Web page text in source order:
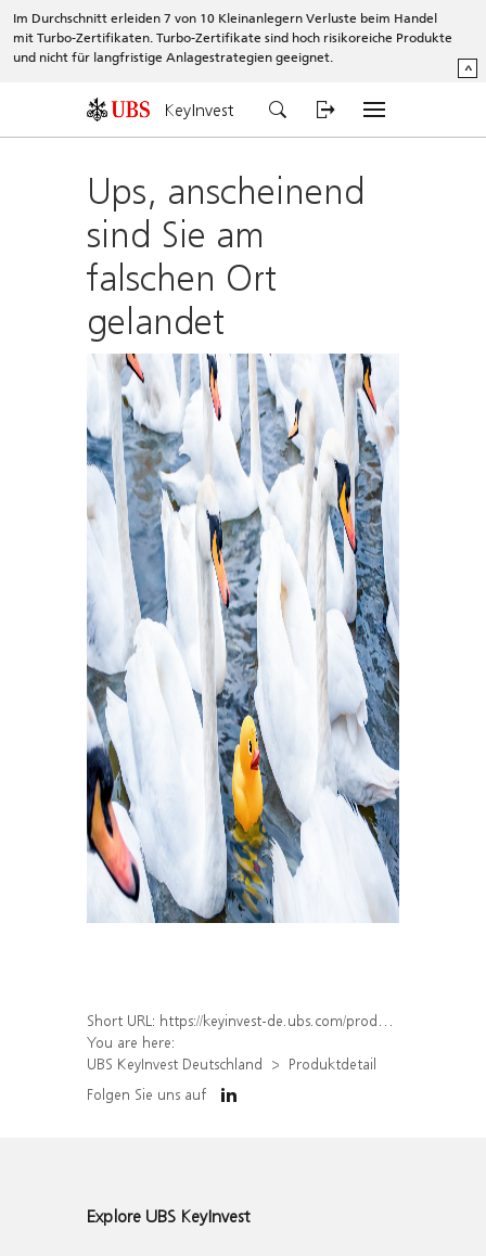
Im Durchschnitt erleiden 7 von 10 Kleinanlegern Verluste beim Handel
mit Turbo-Zertifikaten. Turbo-Zertifikate sind hoch risikoreiche Produkte
und nicht für langfristige Anlagestrategien geeignet.
^
KeyInvest
Ups, anscheinend
sind Sie am
falschen Ort
gelandet
Short URL: https://keyinvest-de.ubs.com/produkt/detail/index/isin/DE000WA8EHQ7
You are here:
UBS KeyInvest Deutschland
Produktdetail
Folgen Sie uns auf
Explore UBS KeyInvest